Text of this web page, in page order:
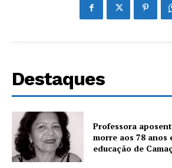
Destaques
Professora
morre aos 78 anos
educação de